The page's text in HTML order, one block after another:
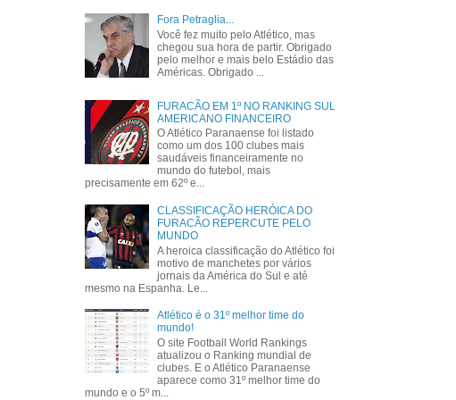
Fora Petraglia...
Você fez muito pelo Atlético, mas
chegou sua hora de partir. Obrigado
pelo melhor e mais belo Estádio das
Américas. Obrigado ...
FURACÃO EM 1º NO RANKING SUL
AMERICANO FINANCEIRO
O Atlético Paranaense foi listado
como um dos 100 clubes mais
saudáveis financeiramente no
mundo do futebol, mais
precisamente em 62º e...
CLASSIFICAÇÃO HERÓICA DO
FURACÃO REPERCUTE PELO
MUNDO
A heroica classificação do Atlético foi
motivo de manchetes por vários
jornais da América do Sul e até
mesmo na Espanha. Le...
Atlético é o 31º melhor time do
mundo!
O site Football World Rankings
atualizou o Ranking mundial de
clubes. E o Atlético Paranaense
aparece como 31º melhor time do
mundo e o 5º m...